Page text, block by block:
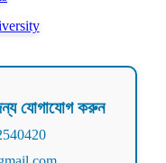
যোগাযোগ করুন